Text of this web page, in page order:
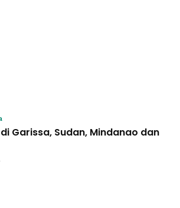
Garissa, Sudan, Mindanao dan